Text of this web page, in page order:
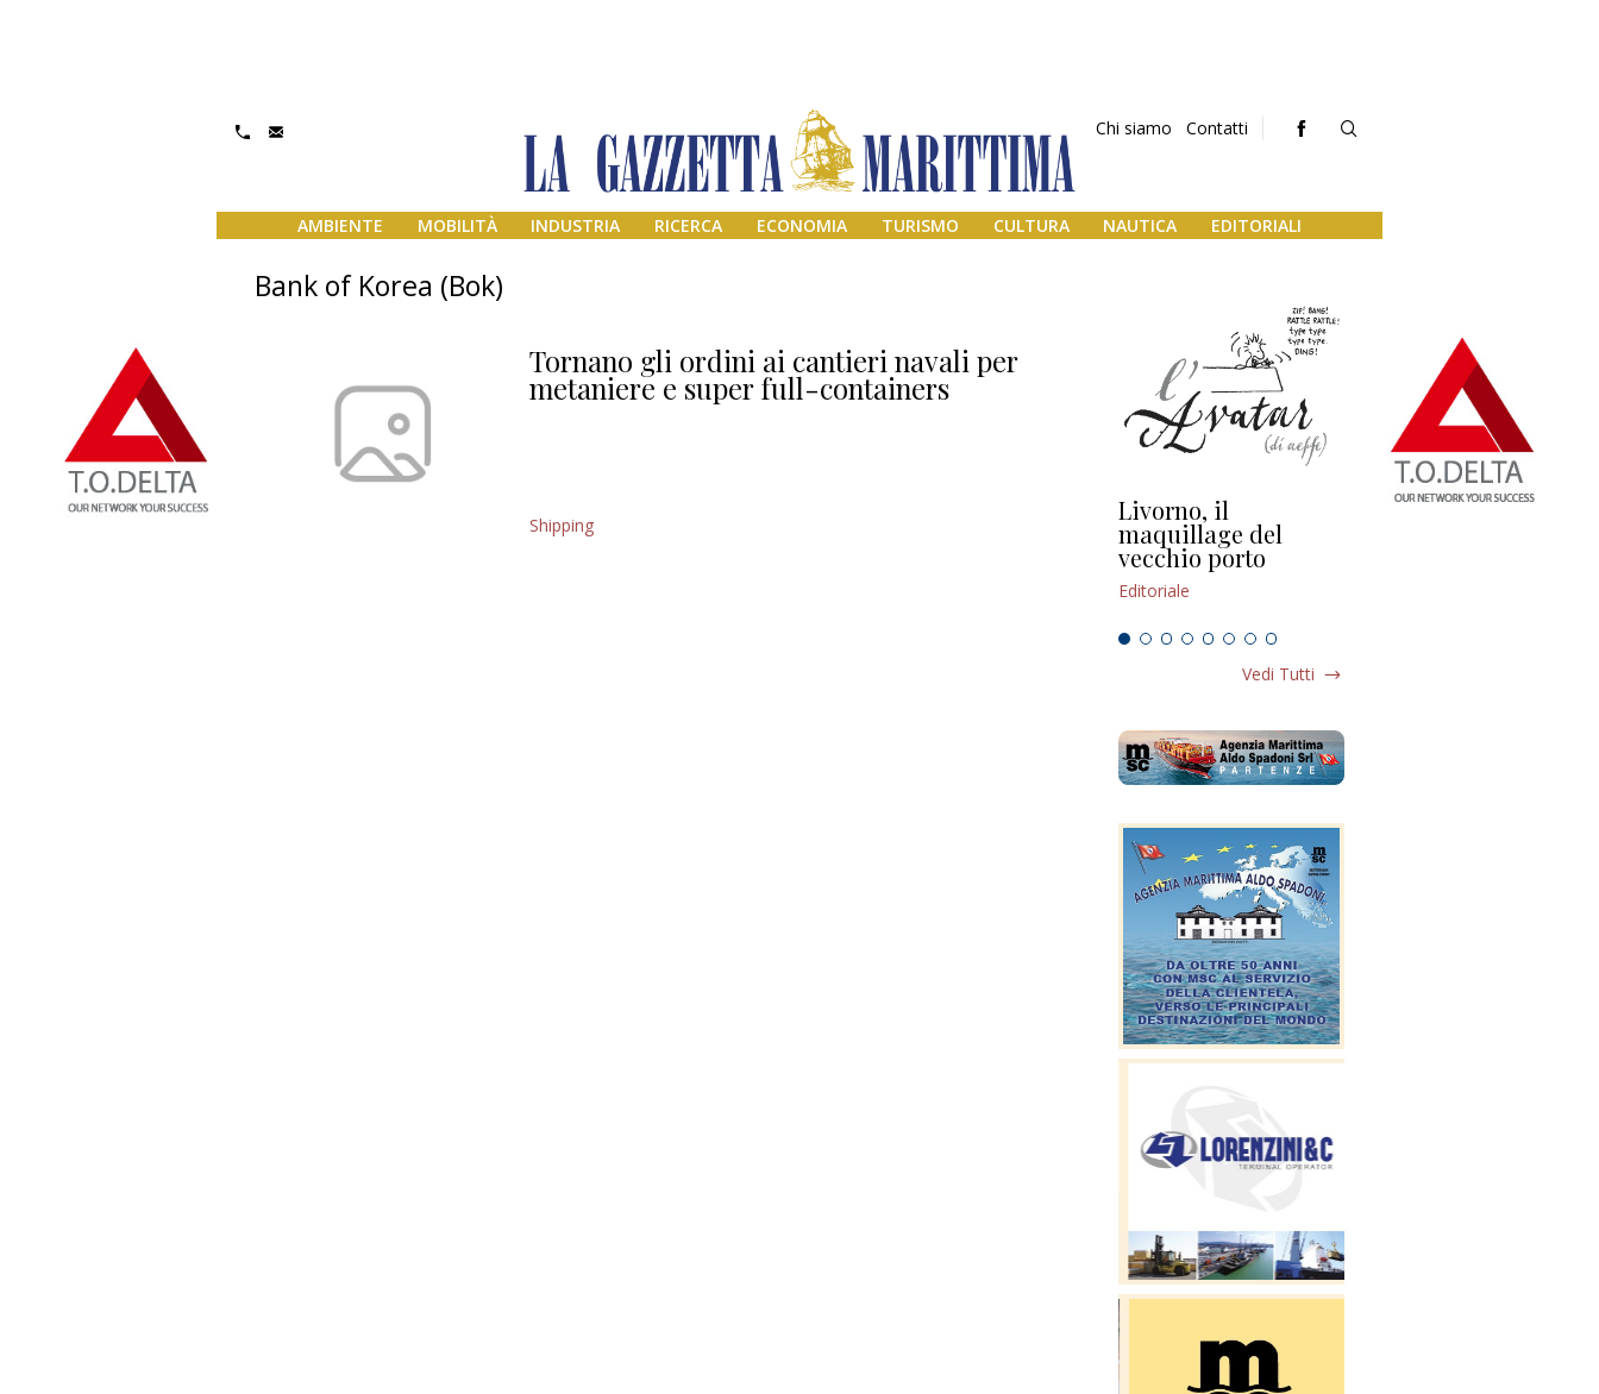
Chi siamo Contatti
AMBIENTE MOBILITÀ INDUSTRIA RICERCA ECONOMIA TURISMO CULTURA NAUTICA EDITORIALI
Bank of Korea (Bok)
Tornano gli ordini ai cantieri navali per
metaniere e super full-containers
Shipping Livorno, il
maquillage del
vecchio porto
Editoriale
L’uscita di scena di
Vedi Tutti